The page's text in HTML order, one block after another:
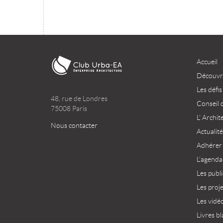
48, rue de Londres
75008 Paris
Nous contacter
Accueil
Les défis
Conseil
L’
Adhérer
Les
Les
Les
Livres